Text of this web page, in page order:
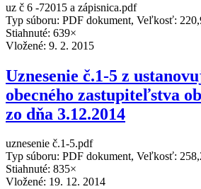
uz č 6 -72015 a zápisnica.pdf
Typ súboru: PDF dokument, Veľkosť:
Stiahnuté: 639×
Vložené: 9. 2. 2015
Uznesenie č.1-5 z
obecného zastupiteľstva
zo dňa 3.12.2014
uznesenie č.1-5.pdf
Typ súboru: PDF dokument, Veľkosť:
Stiahnuté: 835×
Vložené: 19. 12. 2014